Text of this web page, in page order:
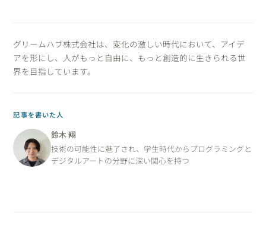
グリームハブ株式会社は、変化の激しい時代において、アイデ
アを形にし、人がもっと自由に、もっと創造的に生きられる世
界を目指しています。
記事を書いた人
鈴木 翔
技術の可能性に魅了され、学生時代からプログラミングと
デジタルアートの分野に深い関心を持つ